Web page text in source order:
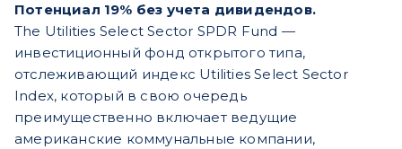
Потенциал 19% без учета дивидендов.
The Utilities Select Sector SPDR Fund —
инвестиционный фонд открытого типа,
отслеживающий индекс Utilities Select Sector
Index, который в свою очередь
преимущественно включает ведущие
американские коммунальные компании,